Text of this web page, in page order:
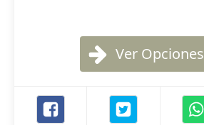
Ver Opciones